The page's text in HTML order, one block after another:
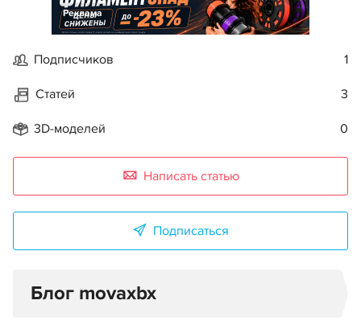
Реклама
Подписчиков 1
Статей 3
3D-моделей 0
Написать статью
Подписаться
Блог movaxbx